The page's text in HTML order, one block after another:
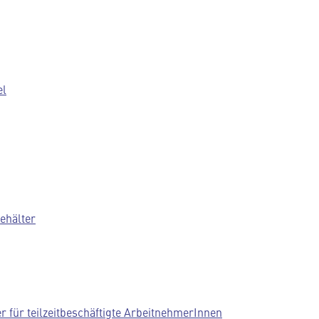
teilzeitbeschäftigte ArbeitnehmerInnen